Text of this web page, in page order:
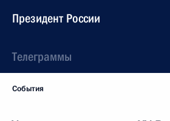
Президент России
Телеграммы
События